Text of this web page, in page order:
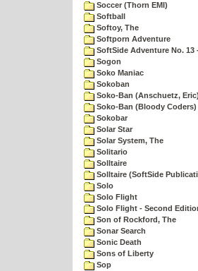
Soccer (Thorn EMI)
Softball
Softoy, The
Softporn Adventure
SoftSide Adventure No. 13
Sogon
Soko Maniac
Sokoban
Soko-Ban (Anschuetz,
Soko-Ban (Bloody Coders)
Sokobar
Solar Star
Solar System, The
Solitario
Solltaire
Solltaire (SoftSide
Solo
Solo Flight
Solo Flight - Second
Son of Rockford, The
Sonar Search
Sonic Death
Sons of Liberty
Sop